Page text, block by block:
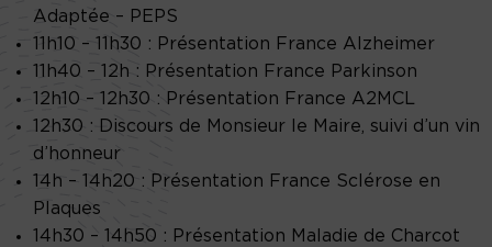
Adaptée – PEPS
11h10 – 11h30 : Présentation France Alzheimer
11h40 – 12h : Présentation France Parkinson
12h10 – 12h30 : Présentation France A2MCL
12h30 : Discours de Monsieur le Maire, suivi d’un vin
d’honneur
14h – 14h20 : Présentation France Sclérose en
Plaques
14h30 – 14h50 : Présentation Maladie de Charcot